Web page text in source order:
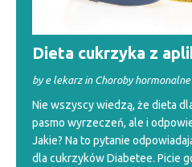
Dieta cukrzyka z
by e lekarz in Choroby hormonalne
Nie wszyscy wiedzą, że dieta
pasmo wyrzeczeń, ale i
Jakie? Na to pytanie
dla cukrzyków Diabetee. Picie